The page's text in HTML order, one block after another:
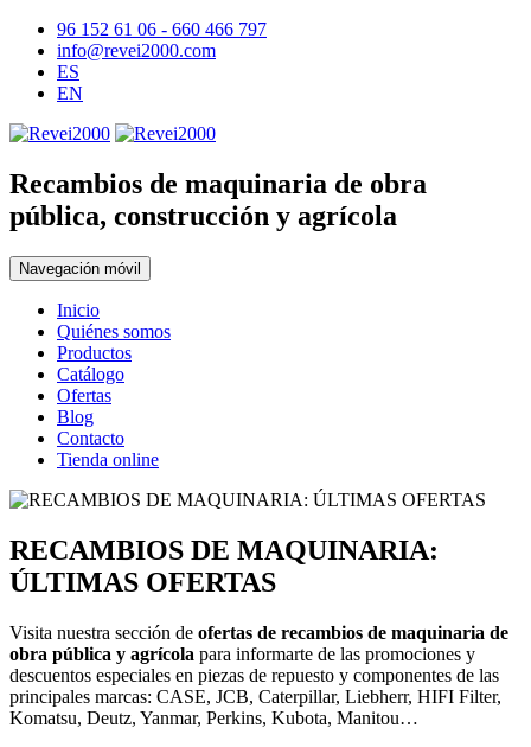
96 152 61 06 - 660 466 797
info@revei2000.com
ES
EN
Recambios de maquinaria de obra
pública, construcción y agrícola
Navegación móvil
Inicio
Quiénes somos
Productos
Catálogo
Ofertas
Blog
Contacto
Tienda online
RECAMBIOS DE MAQUINARIA:
ÚLTIMAS OFERTAS
Visita nuestra sección de ofertas de recambios de maquinaria de
obra pública y agrícola para informarte de las promociones y
descuentos especiales en piezas de repuesto y componentes de las
principales marcas: CASE, JCB, Caterpillar, Liebherr, HIFI Filter,
Komatsu, Deutz, Yanmar, Perkins, Kubota, Manitou…